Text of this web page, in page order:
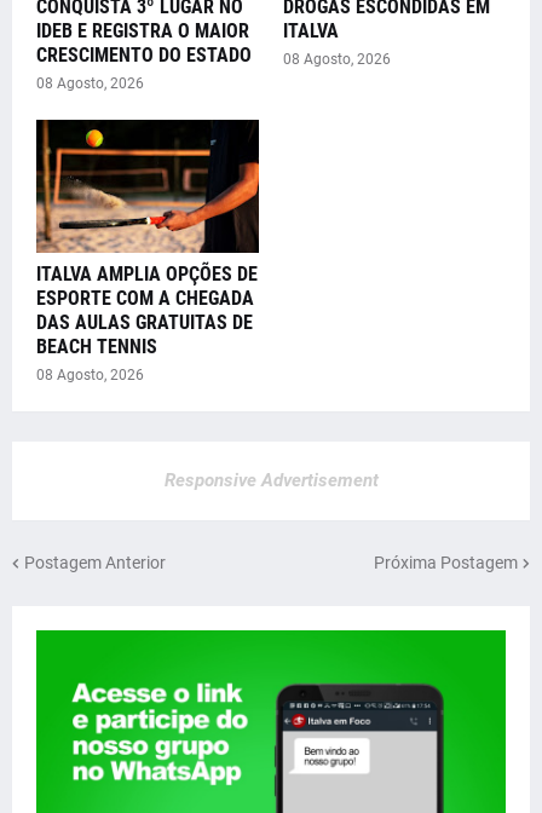
CONQUISTA 3º LUGAR NO
IDEB E REGISTRA O MAIOR
CRESCIMENTO DO ESTADO
08 Agosto, 2026
DROGAS ESCONDIDAS EM
ITALVA
08 Agosto, 2026
ITALVA AMPLIA OPÇÕES DE
ESPORTE COM A CHEGADA
DAS AULAS GRATUITAS DE
BEACH TENNIS
08 Agosto, 2026
Responsive Advertisement
Postagem Anterior Próxima Postagem